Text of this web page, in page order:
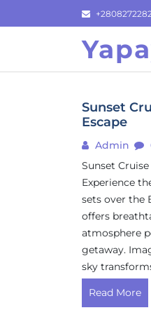
to
Sunset
Escape
Admin
Sunset
Experience
sets over the
offers
atmosphere
getaway.
sky
Read More